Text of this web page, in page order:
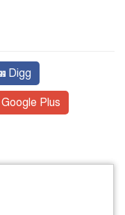
Digg
Google Plus